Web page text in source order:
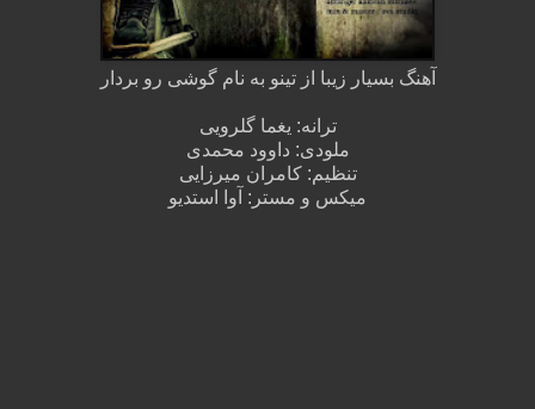
آهنگ بسیار زیبا از تینو به نام گوشی رو بردار
ترانه: یغما گلرویی
ملودی: داوود محمدی
تنظیم: کامران میرزایی
میکس و مستر: آوا استدیو